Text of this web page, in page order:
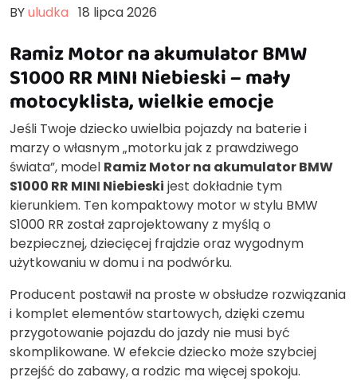
BYuludka 18 lipca 2026
Ramiz Motor na akumulator BMW
S1000 RR MINI Niebieski – mały
motocyklista, wielkie emocje
Jeśli Twoje dziecko uwielbia pojazdy na baterie i
marzy o własnym „motorku jak z prawdziwego
świata”, model Ramiz Motor na akumulator BMW
S1000 RR MINI Niebieski jest dokładnie tym
kierunkiem. Ten kompaktowy motor w stylu BMW
S1000 RR został zaprojektowany z myślą o
bezpiecznej, dziecięcej frajdzie oraz wygodnym
użytkowaniu w domu i na podwórku.
Producent postawił na proste w obsłudze rozwiązania
i komplet elementów startowych, dzięki czemu
przygotowanie pojazdu do jazdy nie musi być
skomplikowane. W efekcie dziecko może szybciej
przejść do zabawy, a rodzic ma więcej spokoju.